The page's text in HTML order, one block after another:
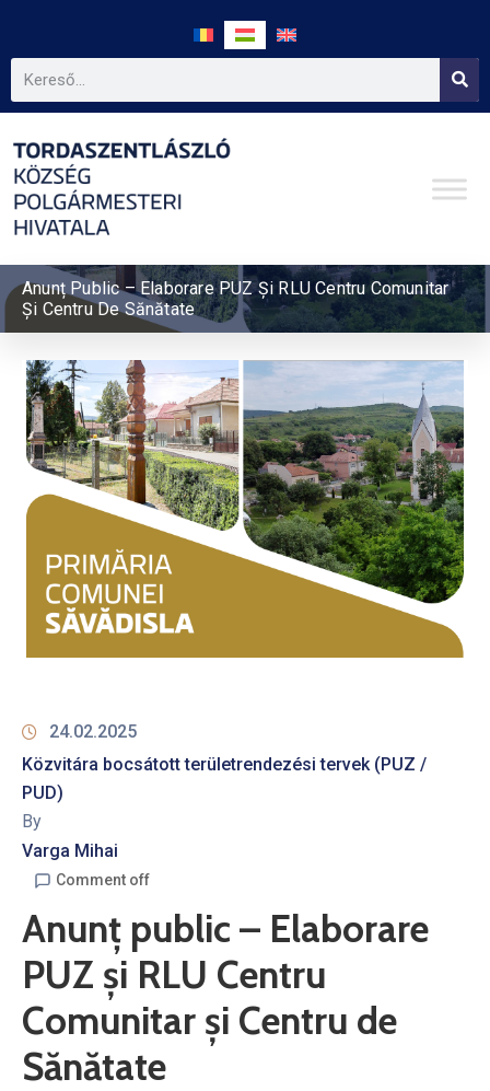
Anunț Public – Elaborare PUZ Și RLU Centru Comunitar
Și Centru De Sănătate
24.02.2025
Közvitára bocsátott területrendezési tervek (PUZ /
PUD)
By
Varga Mihai
Comment off
Anunț public – Elaborare
PUZ și RLU Centru
Comunitar și Centru de
Sănătate